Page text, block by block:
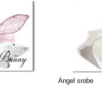
Angel srobe